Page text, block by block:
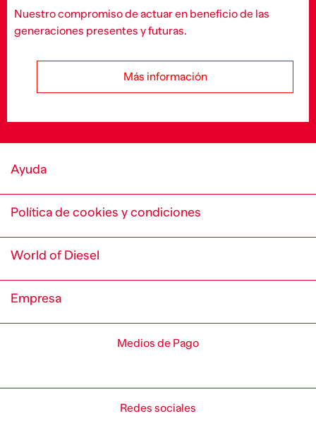
Nuestro compromiso de actuar en beneficio de las
generaciones presentes y futuras.
Más información
Ayuda
Política de cookies y condiciones
World of Diesel
Empresa
Medios de Pago
Redes sociales